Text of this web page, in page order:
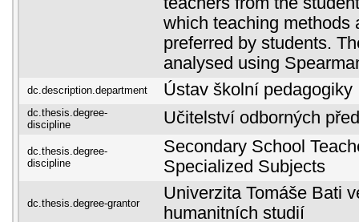
which teaching methods
preferred by students.
analysed using
dc.description.department Ústav školní pedagogiky
dc.thesis.degree-
discipline
Učitelství odborných
dc.thesis.degree-
discipline
Secondary School
Specialized Subjects
dc.thesis.degree-grantor
Univerzita Tomáše Bati
humanitních studií